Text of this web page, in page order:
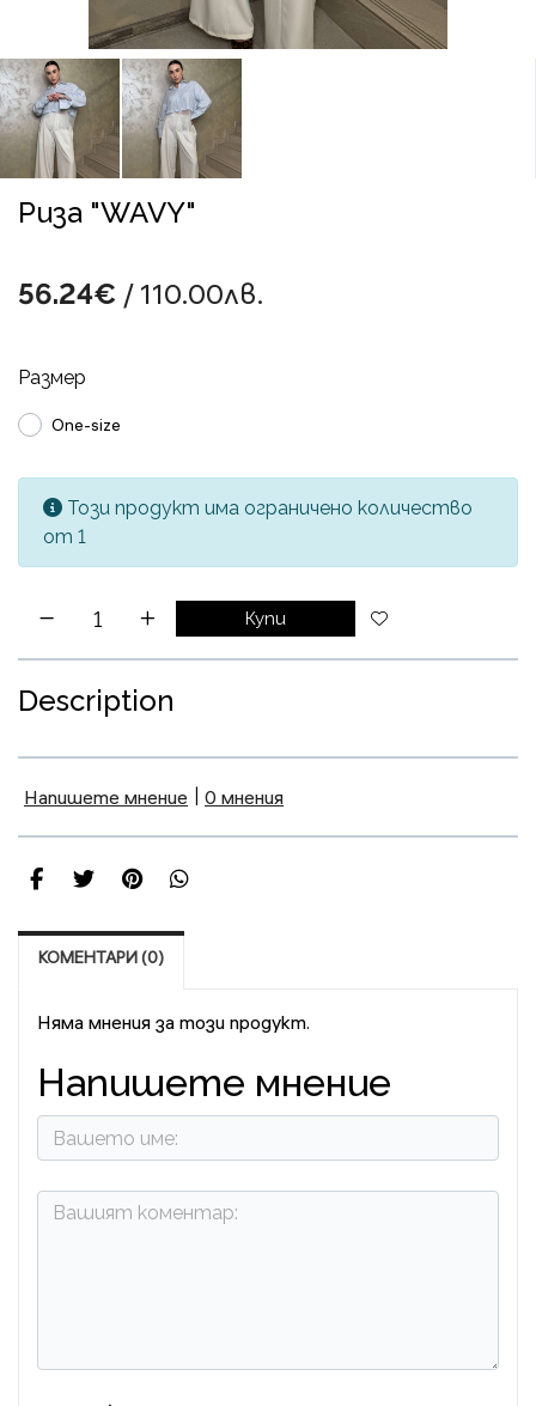
Риза "WAVY"
56.24€ / 110.00лв.
Размер
One-size
Този продукт има ограничено количество
от 1
Купи
Description
Напишете мнение 0 мнения
КОМЕНТАРИ (0)
Няма мнения за този продукт.
Напишете мнение